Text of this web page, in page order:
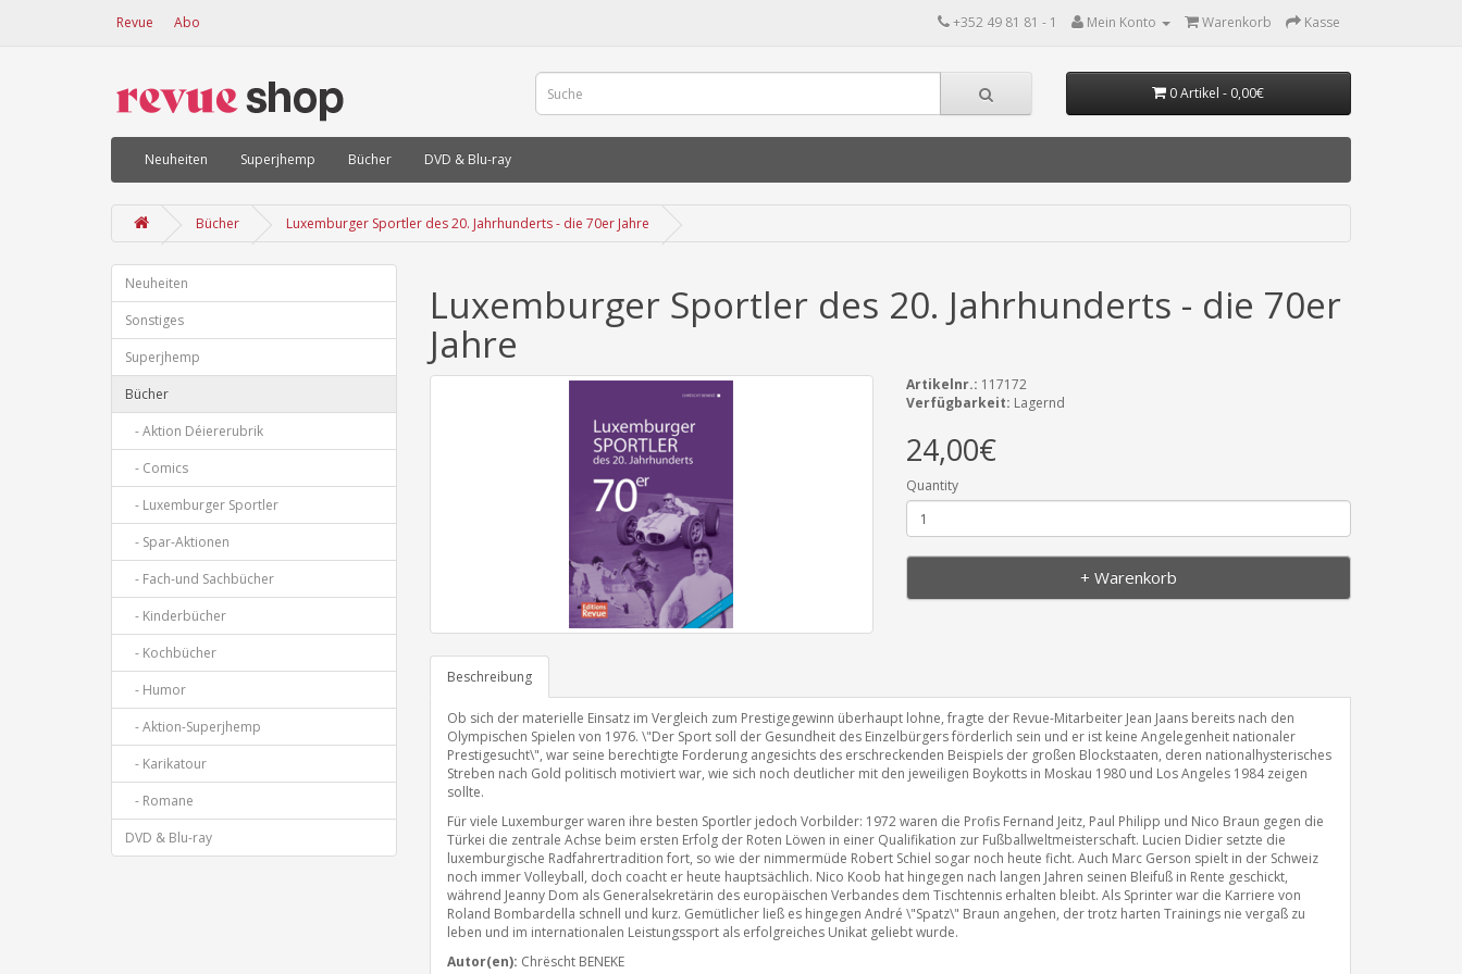
Revue Abo +352 49 81 81 - 1 Mein Konto Warenkorb Kasse
0 Artikel - 0,00€
Neuheiten Superjhemp Bücher DVD & Blu-ray
Bücher Luxemburger Sportler des 20. Jahrhunderts - die 70er Jahre
Neuheiten
Sonstiges
Superjhemp
Bücher
- Aktion Déiererubrik
- Comics
- Luxemburger Sportler
- Spar-Aktionen
- Fach-und Sachbücher
- Kinderbücher
- Kochbücher
- Humor
- Aktion-Superjhemp
- Karikatour
- Romane
DVD & Blu-ray
Luxemburger Sportler des 20. Jahrhunderts - die 70er
Jahre
Artikelnr.: 117172
Verfügbarkeit: Lagernd
24,00€
Quantity
+ Warenkorb
Beschreibung
Ob sich der materielle Einsatz im Vergleich zum Prestigegewinn überhaupt lohne, fragte der Revue-Mitarbeiter Jean Jaans bereits nach den
Olympischen Spielen von 1976. \"Der Sport soll der Gesundheit des Einzelbürgers förderlich sein und er ist keine Angelegenheit nationaler
Prestigesucht\", war seine berechtigte Forderung angesichts des erschreckenden Beispiels der großen Blockstaaten, deren nationalhysterisches
Streben nach Gold politisch motiviert war, wie sich noch deutlicher mit den jeweiligen Boykotts in Moskau 1980 und Los Angeles 1984 zeigen
sollte.
Für viele Luxemburger waren ihre besten Sportler jedoch Vorbilder: 1972 waren die Profis Fernand Jeitz, Paul Philipp und Nico Braun gegen die
Türkei die zentrale Achse beim ersten Erfolg der Roten Löwen in einer Qualifikation zur Fußballweltmeisterschaft. Lucien Didier setzte die
luxemburgische Radfahrertradition fort, so wie der nimmermüde Robert Schiel sogar noch heute ficht. Auch Marc Gerson spielt in der Schweiz
noch immer Volleyball, doch coacht er heute hauptsächlich. Nico Koob hat hingegen nach langen Jahren seinen Bleifuß in Rente geschickt,
während Jeanny Dom als Generalsekretärin des europäischen Verbandes dem Tischtennis erhalten bleibt. Als Sprinter war die Karriere von
Roland Bombardella schnell und kurz. Gemütlicher ließ es hingegen André \"Spatz\" Braun angehen, der trotz harten Trainings nie vergaß zu
leben und im internationalen Leistungssport als erfolgreiches Unikat geliebt wurde.
Autor(en): Chrëscht BENEKE